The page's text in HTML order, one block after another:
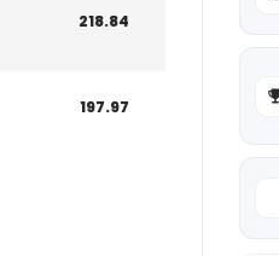
218.84
197.97